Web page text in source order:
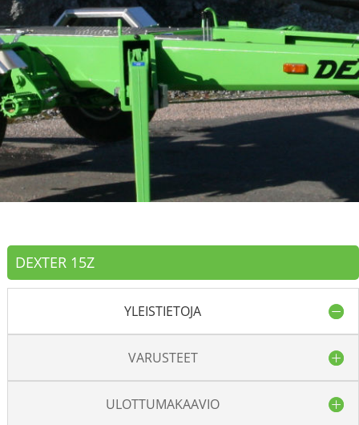
DEXTER 15Z
YLEISTIETOJA
VARUSTEET
ULOTTUMAKAAVIO